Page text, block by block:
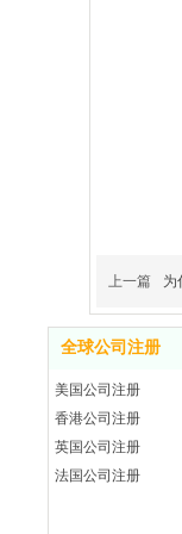
上一篇 为
全球公司注册
美国公司注册
香港公司注册
英国公司注册
法国公司注册